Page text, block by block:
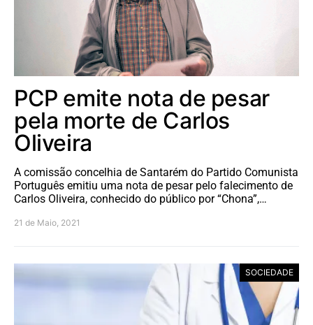
PCP emite nota de pesar
pela morte de Carlos
Oliveira
A comissão concelhia de Santarém do Partido Comunista
Português emitiu uma nota de pesar pelo falecimento de
Carlos Oliveira, conhecido do público por “Chona”,…
21 de Maio, 2021
SOCIEDADE